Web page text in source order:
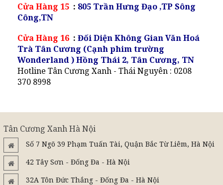
Cửa Hàng 15 : 805 Trần Hưng Đạo ,TP Sông
Công,TN
Cửa Hàng 16 : Đối Diện Không Gian Văn Hoá
Trà Tân Cương (Cạnh phim trường
Wonderland ) Hồng Thái 2, Tân Cương, TN
Hotline Tân Cương Xanh - Thái Nguyên : 0208
370 8998
Tân Cương Xanh Hà Nội
Số 7 Ngõ 39 Phạm Tuấn Tài, Quận Bắc Từ Liêm, Hà Nội
42 Tây Sơn - Đống Đa - Hà Nội
32A Tôn Đức Thắng - Đống Đa - Hà Nội